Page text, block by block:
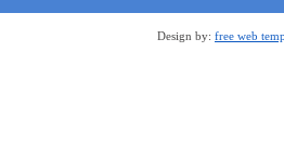
Design by: free web